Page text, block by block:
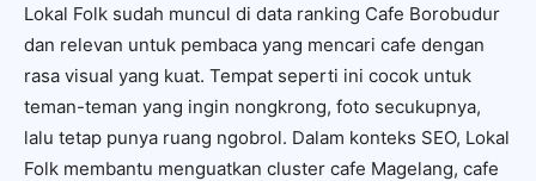
Lokal Folk sudah muncul di data ranking Cafe Borobudur
dan relevan untuk pembaca yang mencari cafe dengan
rasa visual yang kuat. Tempat seperti ini cocok untuk
teman-teman yang ingin nongkrong, foto secukupnya,
lalu tetap punya ruang ngobrol. Dalam konteks SEO, Lokal
Folk membantu menguatkan cluster cafe Magelang, cafe